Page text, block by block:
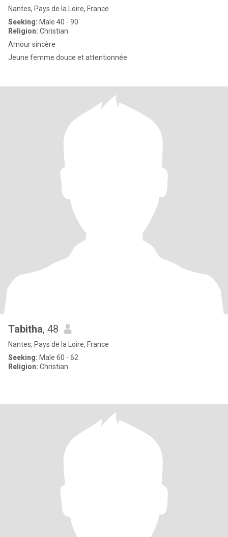
Nantes, Pays de la Loire, France
Seeking: Male 40 - 90
Religion: Christian
Amour sincère
Jeune femme douce et attentionnée
Tabitha, 48
Nantes, Pays de la Loire, France
Seeking: Male 60 - 62
Religion: Christian